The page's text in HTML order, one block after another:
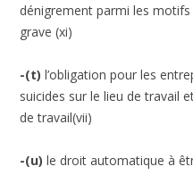
dénigrement parmi les
grave (xi)
-(t) l’obligation pour les
suicides sur le lieu de travail
de travail(vii)
-(u) le droit automatique à